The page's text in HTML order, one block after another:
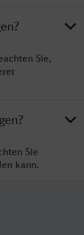
Sie,
Sie
kann.